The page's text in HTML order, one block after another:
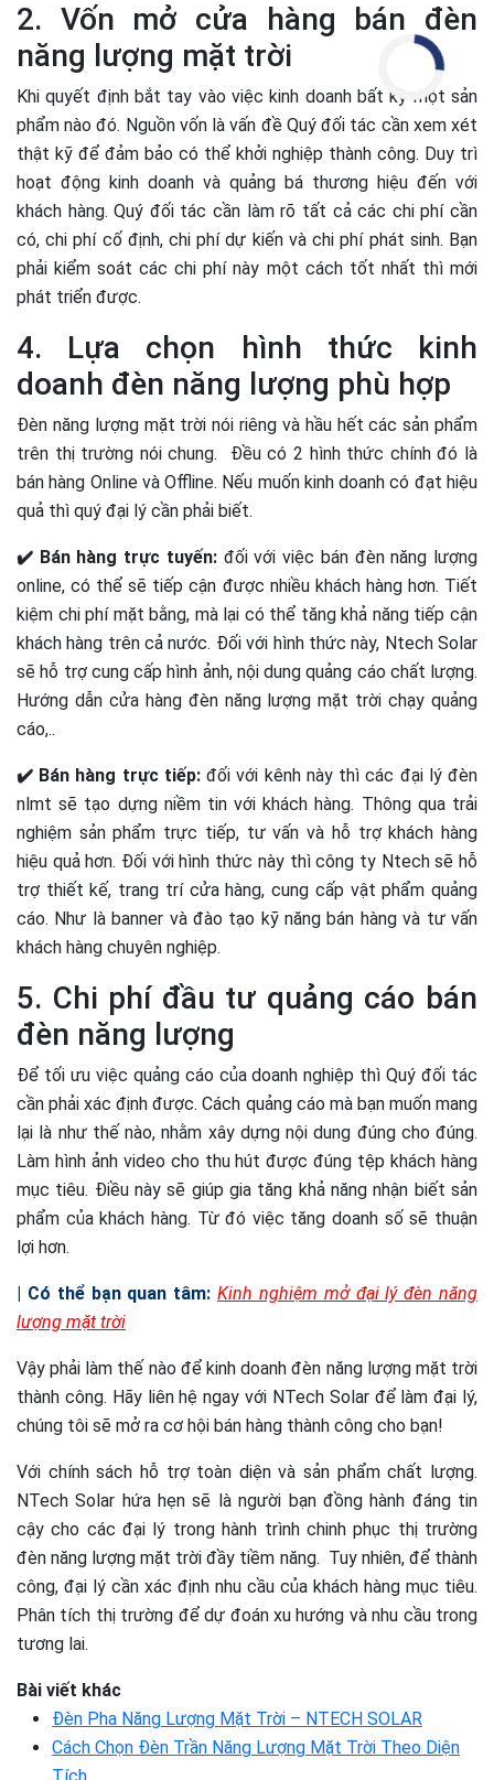
2. Vốn mở cửa hàng bán đèn
năng lượng mặt trời
Khi quyết định bắt tay vào việc kinh doanh bất kỳ một sản
phẩm nào đó. Nguồn vốn là vấn đề Quý đối tác cần xem xét
thật kỹ để đảm bảo có thể khởi nghiệp thành công. Duy trì
hoạt động kinh doanh và quảng bá thương hiệu đến với
khách hàng. Quý đối tác cần làm rõ tất cả các chi phí cần
có, chi phí cố định, chi phí dự kiến và chi phí phát sinh. Bạn
phải kiểm soát các chi phí này một cách tốt nhất thì mới
phát triển được.
4. Lựa chọn hình thức kinh
doanh đèn năng lượng phù hợp
Đèn năng lượng mặt trời nói riêng và hầu hết các sản phẩm
trên thị trường nói chung. Đều có 2 hình thức chính đó là
bán hàng Online và Offline. Nếu muốn kinh doanh có đạt hiệu
quả thì quý đại lý cần phải biết.
✔️ Bán hàng trực tuyến:đối với việc bán đèn năng lượng
online, có thể sẽ tiếp cận được nhiều khách hàng hơn. Tiết
kiệm chi phí mặt bằng, mà lại có thể tăng khả năng tiếp cận
khách hàng trên cả nước. Đối với hình thức này, Ntech Solar
sẽ hỗ trợ cung cấp hình ảnh, nội dung quảng cáo chất lượng.
Hướng dẫn cửa hàng đèn năng lượng mặt trời chạy quảng
cáo,..
✔️ Bán hàng trực tiếp:đối với kênh này thì các đại lý đèn
nlmt sẽ tạo dựng niềm tin với khách hàng. Thông qua trải
nghiệm sản phẩm trực tiếp, tư vấn và hỗ trợ khách hàng
hiệu quả hơn. Đối với hình thức này thì công ty Ntech sẽ hỗ
trợ thiết kế, trang trí cửa hàng, cung cấp vật phẩm quảng
cáo. Như là banner và đào tạo kỹ năng bán hàng và tư vấn
khách hàng chuyên nghiệp.
5. Chi phí đầu tư quảng cáo bán
đèn năng lượng
Để tối ưu việc quảng cáo của doanh nghiệp thì Quý đối tác
cần phải xác định được. Cách quảng cáo mà bạn muốn mang
lại là như thế nào, nhằm xây dựng nội dung đúng cho đúng.
Làm hình ảnh video cho thu hút được đúng tệp khách hàng
mục tiêu. Điều này sẽ giúp gia tăng khả năng nhận biết sản
phẩm của khách hàng. Từ đó việc tăng doanh số sẽ thuận
lợi hơn.
Có thể bạn quan tâm:Kinh nghiệm mở đại lý đèn năng
lượng mặt trời
Vậy phải làm thế nào để kinh doanh đèn năng lượng mặt trời
thành công. Hãy liên hệ ngay với NTech Solar để làm đại lý,
chúng tôi sẽ mở ra cơ hội bán hàng thành công cho bạn!
Với chính sách hỗ trợ toàn diện và sản phẩm chất lượng.
NTech Solar hứa hẹn sẽ là người bạn đồng hành đáng tin
cậy cho các đại lý trong hành trình chinh phục thị trường
đèn năng lượng mặt trời đầy tiềm năng. Tuy nhiên, để thành
công, đại lý cần xác định nhu cầu của khách hàng mục tiêu.
Phân tích thị trường để dự đoán xu hướng và nhu cầu trong
tương lai.
Bài viết khác
Đèn Pha Năng Lượng Mặt Trời – NTECH SOLAR
Cách Chọn Đèn Trần Năng Lượng Mặt Trời Theo Diện